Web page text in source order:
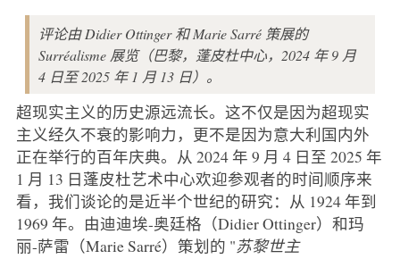
评论由 Didier Ottinger 和 Marie Sarré 策展的
Surréalisme 展览（巴黎，蓬皮杜中心，2024 年 9 月
4 日至 2025 年 1 月 13 日）。
超现实主义的历史源远流长。这不仅是因为超现实
主义经久不衰的影响力，更不是因为意大利国内外
正在举行的百年庆典。从 2024 年 9 月 4 日至 2025 年
1 月 13 日蓬皮杜艺术中心欢迎参观者的时间顺序来
看，我们谈论的是近半个世纪的研究：从 1924 年到
1969 年。由迪迪埃-奥廷格（Didier Ottinger）和玛
丽-萨雷（Marie Sarré）策划的 "苏黎世主